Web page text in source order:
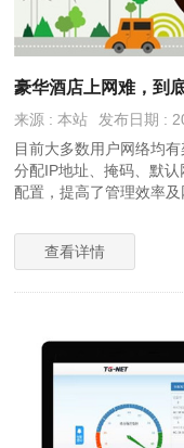
豪华酒店上网难，到
来源 : 本站 发布日期 :
目前大多数用户网络均
分配IP地址、掩码、默
配置，提高了管理效率及
查看详情